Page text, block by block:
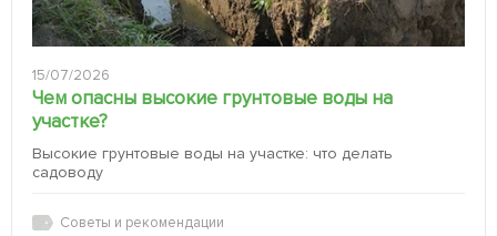
15/07/2026
Чем опасны высокие грунтовые воды на
участке?
Высокие грунтовые воды на участке: что делать
садоводу
Советы и рекомендации